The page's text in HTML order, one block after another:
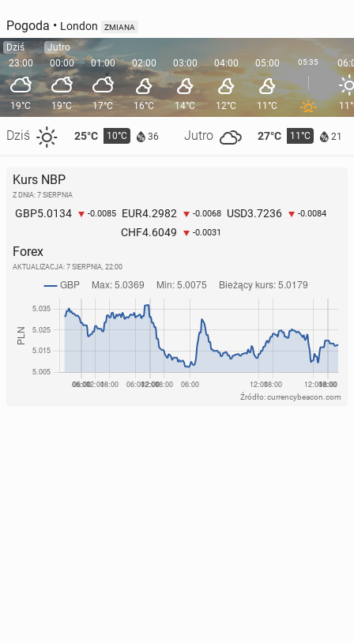
Pogoda • London ZMIANA
Dziś
23:00
19°C
Dziś 25°C 10°C 36 Jutro 27°C 11°C 21
Jutro
00:00
19°C
01:00
17°C
02:00
16°C
03:00
14°C
04:00
12°C
05:00
11°C
05:35
Kurs NBP
Z DNIA: 7 SIERPNIA
GBP5.0134 -0.0085 EUR4.2982 -0.0068 USD3.7236 -0.0084
CHF4.6049 -0.0031
Forex
AKTUALIZACJA: 7 SIERPNIA, 22:00
Źródło: currencybeacon.com